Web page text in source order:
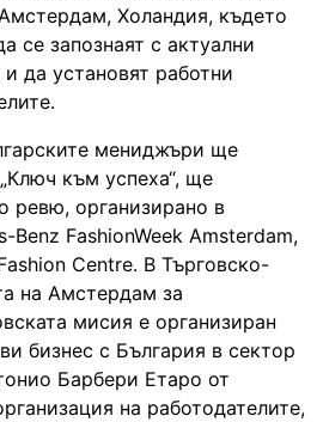
Холандия, където
се запознаят с актуални
да установят работни
мениджъри ще
към успеха“, ще
ревю, организирано в
Benz FashionWeek Amsterdam,
Centre. В Търговско-
на Амстердам за
мисия е организиран
бизнес с България в сектор
Барбери Етаро от
на работодателите,